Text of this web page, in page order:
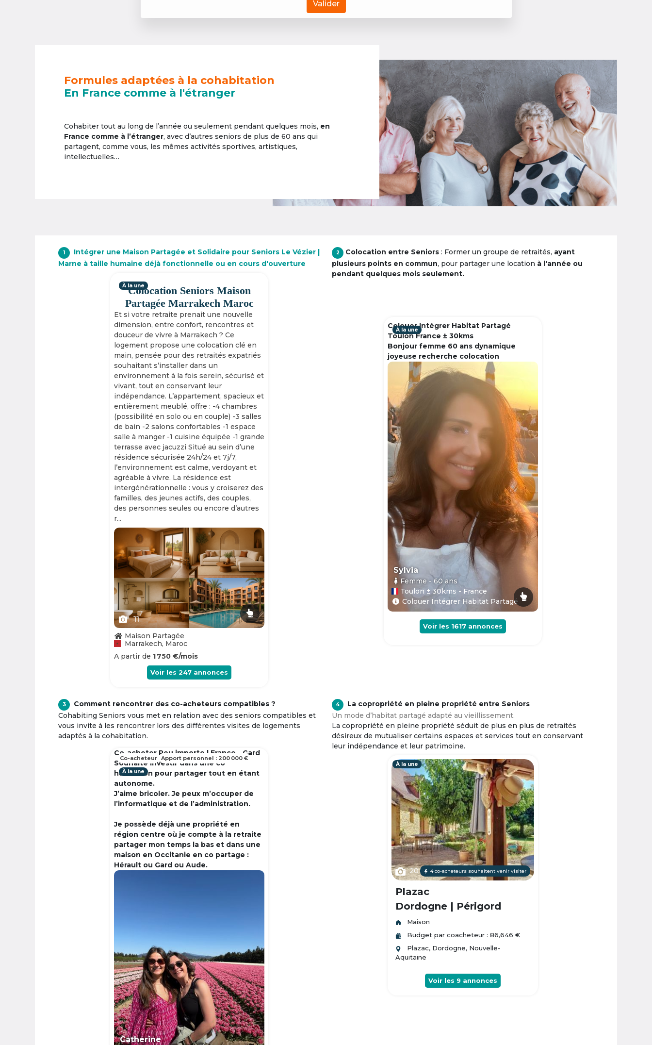
Valider
Formules adaptées à la cohabitation
En France comme à l'étranger
Cohabiter tout au long de l’année ou seulement pendant quelques mois, en
France comme à l’étranger, avec d’autres seniors de plus de 60 ans qui
partagent, comme vous, les mêmes activités sportives, artistiques,
intellectuelles…
1
Intégrer une Maison Partagée et Solidaire pour Seniors Le Vézier |
Marne à taille humaine déjà fonctionnelle ou en cours d'ouverture
Colocation Seniors Maison
Partagée Marrakech Maroc
Et si votre retraite prenait une nouvelle
dimension, entre confort, rencontres et
douceur de vivre à Marrakech ? Ce
logement propose une colocation clé en
main, pensée pour des retraités expatriés
souhaitant s’installer dans un
environnement à la fois serein, sécurisé et
vivant, tout en conservant leur
indépendance. L’appartement, spacieux et
entièrement meublé, offre : -4 chambres
(possibilité en solo ou en couple) -3 salles
de bain -2 salons confortables -1 espace
salle à manger -1 cuisine équipée -1 grande
terrasse avec jacuzzi Situé au sein d’une
résidence sécurisée 24h/24 et 7j/7,
l’environnement est calme, verdoyant et
agréable à vivre. La résidence est
intergénérationnelle : vous y croiserez des
familles, des jeunes actifs, des couples,
des personnes seules ou encore d’autres
r...
À la une
Slide 1 of 11
11
Maison Partagée
Marrakech, Maroc
A partir de 1 750 €/mois
Voir les 247 annonces
2 Colocation entre Seniors : Former un groupe de retraités, ayant
plusieurs points en commun, pour partager une location à l'année ou
pendant quelques mois seulement.
Colouer Intégrer Habitat Partagé
Toulon France ± 30kms
Bonjour femme 60 ans dynamique
joyeuse recherche colocation
À la une
Sylvia
Femme - 60ans
Toulon ± 30kms - France
Colouer Intégrer Habitat Partagé
Voir les 1617 annonces
3
Comment rencontrer des co-acheteurs compatibles ?
Cohabiting Seniors vous met en relation avec des seniors compatibles et
vous invite à les rencontrer lors des différentes visites de logements
adaptés à la cohabitation.
Co-acheter Peu importe | France - Gard
Souhaite investir dans une co
habitation pour partager tout en étant
autonome.
J’aime bricoler. Je peux m’occuper de
l’informatique et de l’administration.
Je possède déjà une propriété en
région centre où je compte à la retraite
partager mon temps la bas et dans une
maison en Occitanie en co partage :
Hérault ou Gard ou Aude.
À la une
Catherine
Co-acheteur Apport personnel : 200 000 €
4
La copropriété en pleine propriété entre Seniors
Un mode d’habitat partagé adapté au vieillissement.
La copropriété en pleine propriété séduit de plus en plus de retraités
désireux de mutualiser certains espaces et services tout en conservant
leur indépendance et leur patrimoine.
À la une
20 4 co-acheteurs souhaitent venir visiter
Plazac
Dordogne | Périgord
Maison
Budget par coacheteur : 86,646 €
Plazac, Dordogne, Nouvelle-
Aquitaine
Voir les 9 annonces